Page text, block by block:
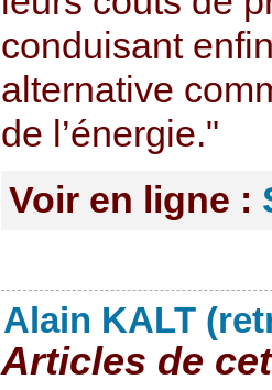
conduisant
alternative
de l’énergie."
Voir en ligne :
Alain KALT
Articles de